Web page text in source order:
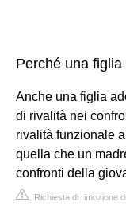
Perché una
Anche una figlia
di rivalità nei
rivalità funzionale
quella che un
confronti della
Richiesta di rimozione